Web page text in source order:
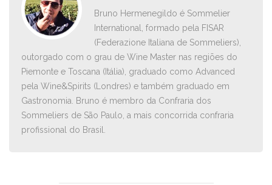
Bruno Hermenegildo é Sommelier
International, formado pela FISAR
(Federazione Italiana de Sommeliers),
outorgado com o grau de Wine Master nas regiões do
Piemonte e Toscana (Itália), graduado como Advanced
pela Wine&Spirits (Londres) e também graduado em
Gastronomia. Bruno é membro da Confraria dos
Sommeliers de São Paulo, a mais concorrida confraria
profissional do Brasil.